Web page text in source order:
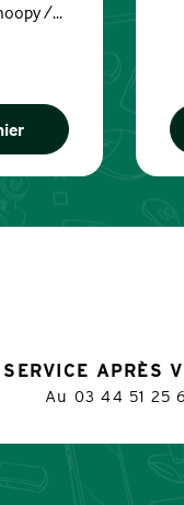
/...
SERVICE APRÈS
Au 03 44 51 25